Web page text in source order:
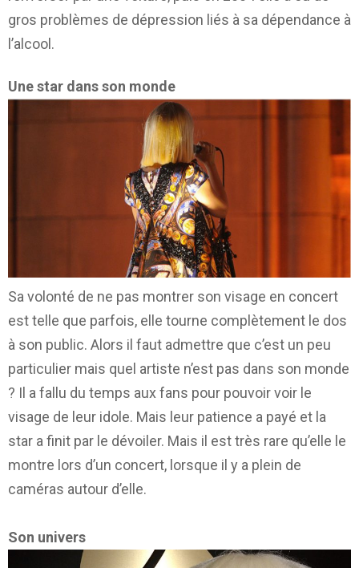
gros problèmes de dépression liés à sa dépendance à
l’alcool.
Une star dans son monde
Sa volonté de ne pas montrer son visage en concert
est telle que parfois, elle tourne complètement le dos
à son public. Alors il faut admettre que c’est un peu
particulier mais quel artiste n’est pas dans son monde
? Il a fallu du temps aux fans pour pouvoir voir le
visage de leur idole. Mais leur patience a payé et la
star a finit par le dévoiler. Mais il est très rare qu’elle le
montre lors d’un concert, lorsque il y a plein de
caméras autour d’elle.
Son univers